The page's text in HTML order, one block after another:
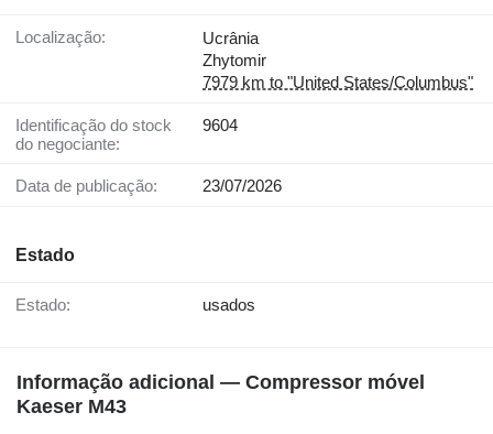
Localização:
Ucrânia
Zhytomir
7979 km to "United States/Columbus"
Identificação do stock
do negociante:
9604
Data de publicação: 23/07/2026
Estado
Estado: usados
Informação adicional — Compressor móvel
Kaeser M43